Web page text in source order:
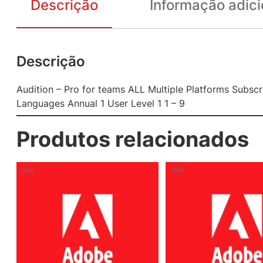
Descrição Informação
Descrição
Audition – Pro for teams ALL Multiple Platforms
Languages Annual 1 User Level 1 1 – 9
Produtos relacionados